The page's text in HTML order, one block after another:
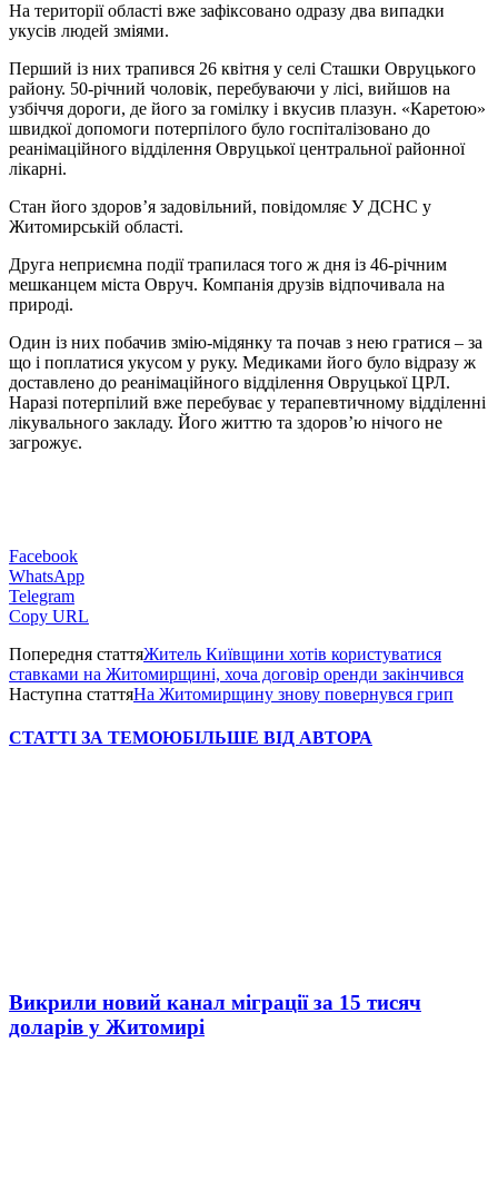
На території області вже зафіксовано одразу два випадки
укусів людей зміями.
Перший із них трапився 26 квітня у селі Сташки Овруцького
району. 50-річний чоловік, перебуваючи у лісі, вийшов на
узбіччя дороги, де його за гомілку і вкусив плазун. «Каретою»
швидкої допомоги потерпілого було госпіталізовано до
реанімаційного відділення Овруцької центральної районної
лікарні.
Стан його здоров’я задовільний, повідомляє У ДСНС у
Житомирській області.
Друга неприємна події трапилася того ж дня із 46-річним
мешканцем міста Овруч. Компанія друзів відпочивала на
природі.
Один із них побачив змію-мідянку та почав з нею гратися – за
що і поплатися укусом у руку. Медиками його було відразу ж
доставлено до реанімаційного відділення Овруцької ЦРЛ.
Наразі потерпілий вже перебуває у терапевтичному відділенні
лікувального закладу. Його життю та здоров’ю нічого не
загрожує.
Facebook
WhatsApp
Telegram
Copy URL
Попередня статтяЖитель Київщини хотів користуватися
ставками на Житомирщині, хоча договір оренди закінчився
Наступна статтяНа Житомирщину знову повернувся грип
СТАТТІ ЗА ТЕМОЮБІЛЬШЕ ВІД АВТОРА
Викрили новий канал міграції за 15 тисяч
доларів у Житомирі